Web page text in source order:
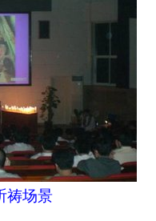
祷场景